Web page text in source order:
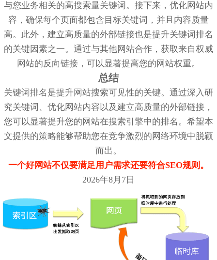
与您业务相关的高搜索量关键词。接下来，优化网站内
容，确保每个页面都包含目标关键词，并且内容质量
高。此外，建立高质量的外部链接也是提升关键词排名
的关键因素之一。通过与其他网站合作，获取来自权威
网站的反向链接，可以显著提高您的网站权重。
总结
关键词排名是提升网站搜索可见性的关键。通过深入研
究关键词、优化网站内容以及建立高质量的外部链接，
您可以显著提升您的网站在搜索引擎中的排名。希望本
文提供的策略能够帮助您在竞争激烈的网络环境中脱颖
而出。
一个好网站不仅要满足用户需求还要符合SEO规则。
2026年8月7日